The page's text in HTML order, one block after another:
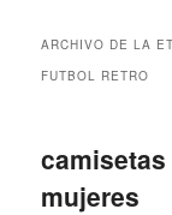
ARCHIVO DE LA
FUTBOL RETRO
mujeres